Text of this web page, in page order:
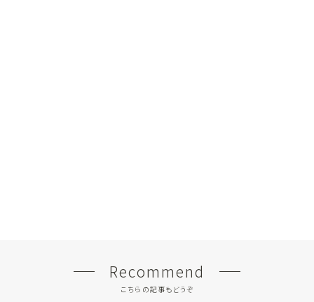
Recommend
こちらの記事もどうぞ